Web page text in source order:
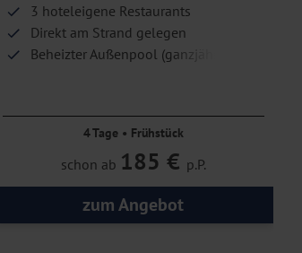
3 hoteleigene Restaurants
Direkt am Strand gelegen
Beheizter Außenpool (ganzjährig)
4 Tage • Frühstück
schon ab 185 € p.P.
zum Angebot